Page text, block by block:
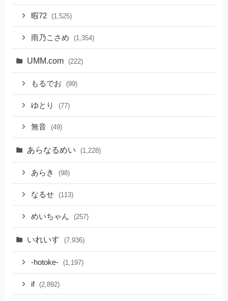
暇72 (1,525)
雨乃こさめ (1,354)
UMM.com (222)
もるでお (99)
ゆとり (77)
無音 (49)
あらなるめい (1,228)
あらき (98)
なるせ (113)
めいちゃん (257)
いれいす (7,936)
-hotoke- (1,197)
if (2,892)